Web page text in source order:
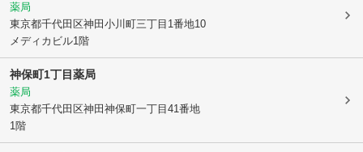
薬局
東京都千代田区神田小川町三丁目1番地10
メディカビル1階
神保町1丁目薬局
薬局
東京都千代田区神田神保町一丁目41番地
1階